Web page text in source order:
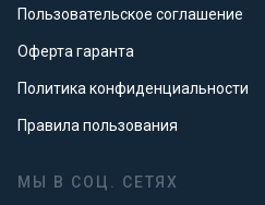
Пользовательское соглашение
Оферта гаранта
Политика конфиденциальности
Правила пользования
МЫ В СОЦ. СЕТЯХ